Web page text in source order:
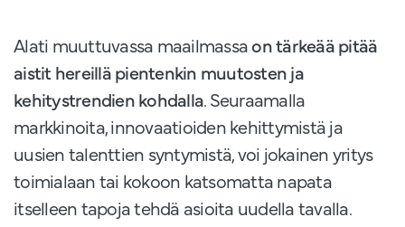
Alati muuttuvassa maailmassaon tärkeää pitää
aistit hereillä pientenkin muutosten ja
kehitystrendien kohdalla. Seuraamalla
markkinoita, innovaatioiden kehittymistä ja
uusien talenttien syntymistä, voi jokainen yritys
toimialaan tai kokoon katsomatta napata
itselleen tapoja tehdä asioita uudella tavalla.